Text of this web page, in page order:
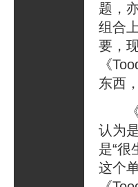
题，
组合
要，
《
东西
《
认为
是“很
这个